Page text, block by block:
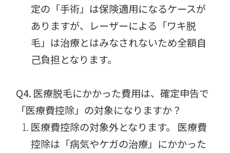
定の「手術」は保険適用になるケースが
ありますが、レーザーによる「ワキ脱
毛」は治療とはみなされないため全額自
己負担となります。
Q4. 医療脱毛にかかった費用は、確定申告で
「医療費控除」の対象になりますか？
医療費控除の対象外となります。 医療費
控除は「病気やケガの治療」にかかった